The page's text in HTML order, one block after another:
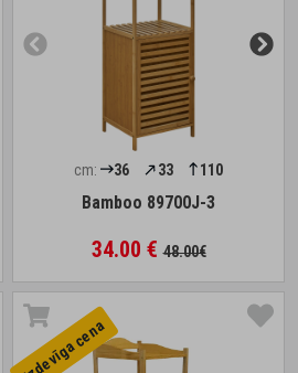
cm: 36 33 110
Bamboo 89700J-3
34.00 €48.00€
Izdevīga cena